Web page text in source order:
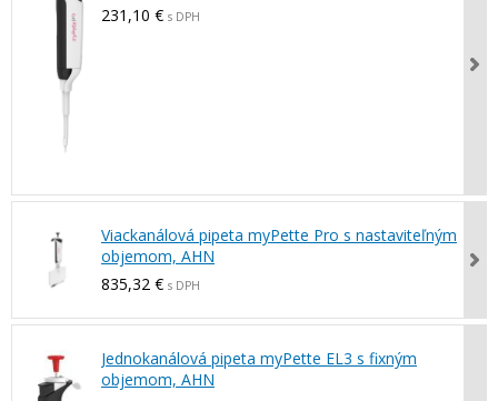
231,10 € s DPH
Viackanálová pipeta myPette Pro s nastaviteľným
objemom, AHN
835,32 € s DPH
Jednokanálová pipeta myPette EL3 s fixným
objemom, AHN